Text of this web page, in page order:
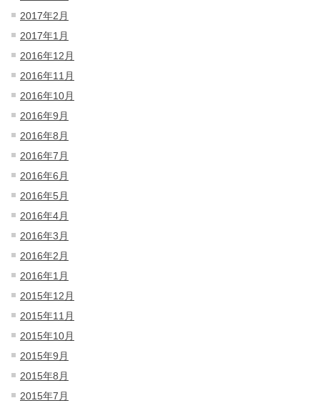
2017年2月
2017年1月
2016年12月
2016年11月
2016年10月
2016年9月
2016年8月
2016年7月
2016年6月
2016年5月
2016年4月
2016年3月
2016年2月
2016年1月
2015年12月
2015年11月
2015年10月
2015年9月
2015年8月
2015年7月